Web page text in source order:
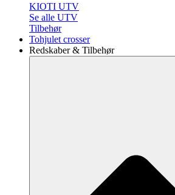
KIOTI UTV
Se alle UTV
Tilbehør
Tohjulet crosser
Redskaber & Tilbehør